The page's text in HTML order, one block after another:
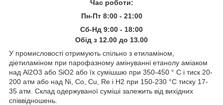
Час роботи:
Пн-Пт 8:00 - 21:00
Сб-Нд 9:00 - 18:00
Обід з 12.00 до 13.00
У промисловості отримують спільно з етиламіном,
діетиламіном при парофазному амінуванні етанолу аміаком
над Al2O3 або SiO2 або їх сумішшю при 350-450 ° C і тиск 20-
200 атм або над Ni, Co, Cu, Re і H2 при 150-230 °C тиску 17-
35 атм. Склад одержуваної суміші залежить від вихідних
співвідношень.